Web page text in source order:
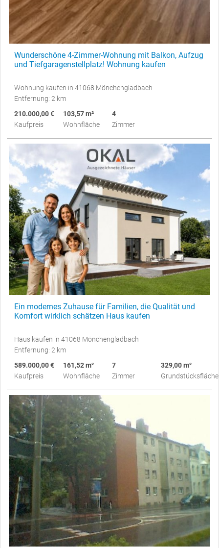
Wunderschöne 4-Zimmer-Wohnung mit Balkon, Aufzug
und Tiefgaragenstellplatz! Wohnung kaufen
Wohnung kaufen in 41068 Mönchengladbach
Entfernung: 2 km
210.000,00 €
Kaufpreis
103,57 m²
Wohnfläche
4
Zimmer
Ein modernes Zuhause für Familien, die Qualität und
Komfort wirklich schätzen Haus kaufen
Haus kaufen in 41068 Mönchengladbach
Entfernung: 2 km
589.000,00 €
Kaufpreis
161,52 m²
Wohnfläche
7
Zimmer
329,00 m²
Grundstücksfläche